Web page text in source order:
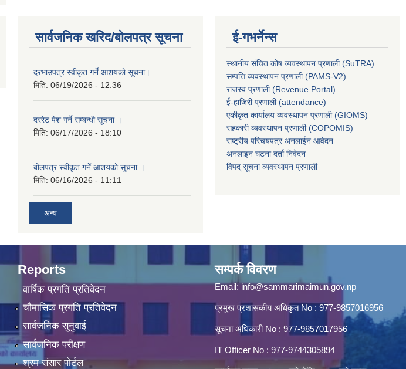
सार्वजनिक खरिद/बोलपत्र सूचना
दरभाउपत्र स्वीकृत गर्ने आशयको सूचना।
मिति: 06/19/2026 - 12:36
दररेट पेश गर्ने सम्बन्धी सूचना ।
मिति: 06/17/2026 - 18:10
बोलपत्र स्वीकृत गर्ने आशयको सूचना ।
मिति: 06/16/2026 - 11:11
अन्य
ई-गभर्नेन्स
स्थानीय संचित कोष व्यवस्थापन प्रणाली (SuTRA)
सम्पत्ति व्यवस्थापन प्रणाली (PAMS-V2)
राजस्व प्रणाली (Revenue Portal)
ई-हाजिरी प्रणाली (attendance)
एकीकृत कार्यालय व्यवस्थापन प्रणाली (GIOMS)
सहकारी व्यवस्थापन प्रणाली (COPOMIS)
राष्ट्रीय परिचयपत्र अनलाईन आवेदन
अनलाइन घटना दर्ता निवेदन
विपद् सूचना व्यवस्थापन प्रणाली
Reports
वार्षिक प्रगति प्रतिवेदन
चौमासिक प्रगति प्रतिवेदन
सार्वजनिक सुनुवाई
सार्वजनिक परीक्षण
श्रम संसार पोर्टल
सम्पर्क विवरण
Email:info@sammarimaimun.gov.np
प्रमुख प्रशासकीय अधिकृत No : 977-9857016956
सूचना अधिकारी No : 977-9857017956
IT Officer No : 977-9744305894